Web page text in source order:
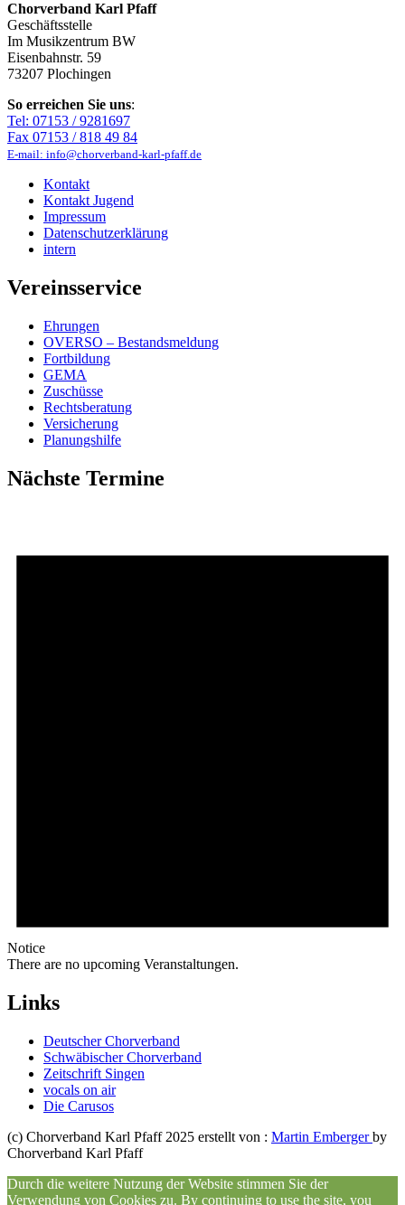
Chorverband Karl Pfaff
Geschäftsstelle
Im Musikzentrum BW
Eisenbahnstr. 59
73207 Plochingen
So erreichen Sie uns:
Tel: 07153 / 9281697
Fax 07153 / 818 49 84
E-mail: info@chorverband-karl-pfaff.de
Kontakt
Kontakt Jugend
Impressum
Datenschutzerklärung
intern
Vereinsservice
Ehrungen
OVERSO – Bestandsmeldung
Fortbildung
GEMA
Zuschüsse
Rechtsberatung
Versicherung
Planungshilfe
Nächste Termine
Notice
There are no upcoming Veranstaltungen.
Links
Deutscher Chorverband
Schwäbischer Chorverband
Zeitschrift Singen
vocals on air
Die Carusos
(c) Chorverband Karl Pfaff 2025 erstellt von : Martin Embergerby
Chorverband Karl Pfaff
Durch die weitere Nutzung der Website stimmen Sie der
Verwendung von Cookies zu. By continuing to use the site, you